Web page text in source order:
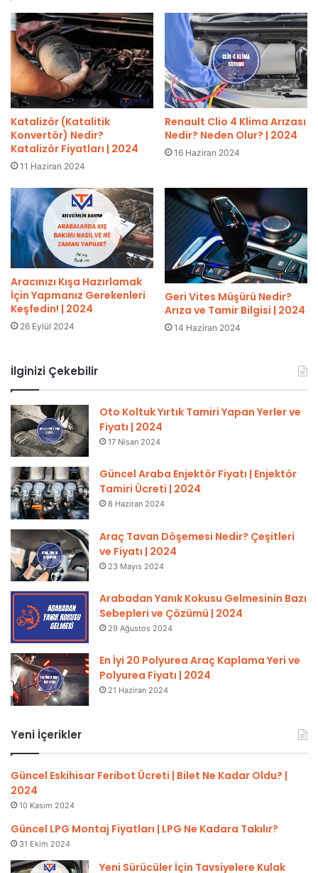
Katalizör (Katalitik
Konvertör) Nedir?
Katalizör Fiyatları | 2024
11 Haziran 2024
Renault Clio 4 Klima Arızası
Nedir? Neden Olur? | 2024
16 Haziran 2024
Aracınızı Kışa Hazırlamak
İçin Yapmanız Gerekenleri
Keşfedin! | 2024
26 Eylül 2024
Geri Vites Müşürü Nedir?
Arıza ve Tamir Bilgisi | 2024
14 Haziran 2024
İlginizi Çekebilir
Oto Koltuk Yırtık Tamiri Yapan Yerler ve
Fiyatı | 2024
17 Nisan 2024
Güncel Araba Enjektör Fiyatı | Enjektör
Tamiri Ücreti | 2024
8 Haziran 2024
Araç Tavan Döşemesi Nedir? Çeşitleri
ve Fiyatı | 2024
23 Mayıs 2024
Arabadan Yanık Kokusu Gelmesinin Bazı
Sebepleri ve Çözümü | 2024
29 Ağustos 2024
En İyi 20 Polyurea Araç Kaplama Yeri ve
Polyurea Fiyatı | 2024
21 Haziran 2024
Yeni İçerikler
Güncel Eskihisar Feribot Ücreti | Bilet Ne Kadar Oldu? |
2024
10 Kasım 2024
Güncel LPG Montaj Fiyatları | LPG Ne Kadara Takılır?
31 Ekim 2024
Yeni Sürücüler İçin Tavsiyelere Kulak